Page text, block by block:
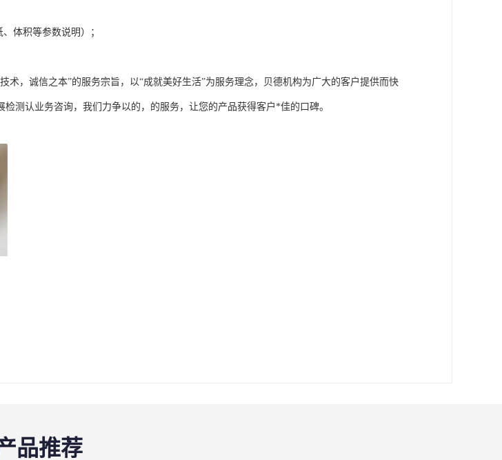
体积等参数说明）；
术，诚信之本”的服务宗旨，以“成就美好生活”为服务理念，贝德机构为广大的客户提供而快
检测认业务咨询，我们力争以的，的服务，让您的产品获得客户*佳的口碑。
品推荐